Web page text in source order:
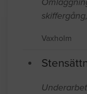
Vaxholm